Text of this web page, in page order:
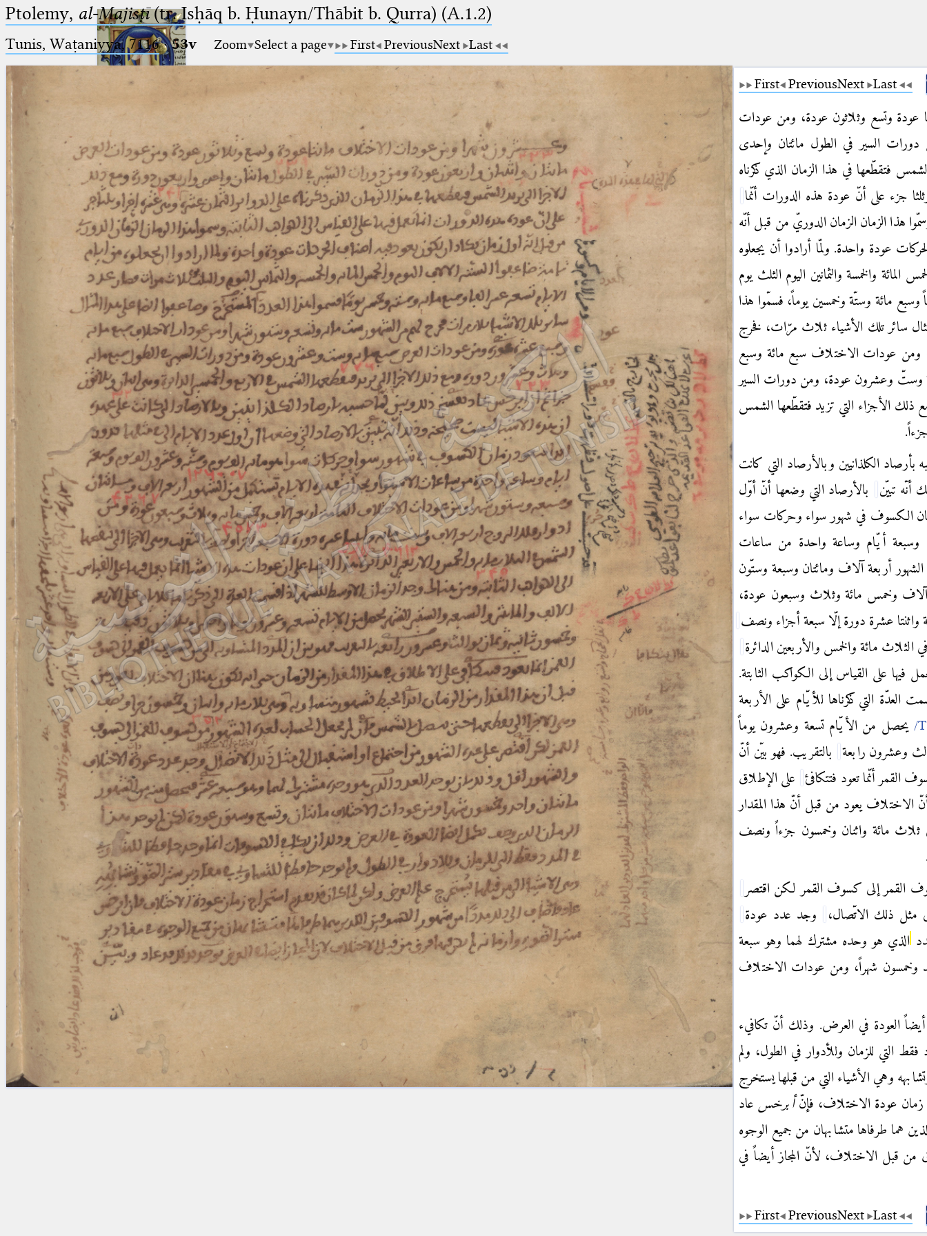
Ptolemaeus
Arabus et Latinus
(the underscore) is the placeholder
for exactly one character.
(the percent sign) is the
placeholder for no, one or more
than one character.
(two percent signs) is the
placeholder for no, one or more
than one character, but not for
blank space (so that a search ends
at word boundaries).
🔎︎
Start
Project
Team
News
Jobs
Publications
Conference
Arabic Works
Arabic Manuscripts
Latin Works
Latin Manuscripts
Latin Early Prints
Images
Texts
betaGlossary
Resources
Licenses· FAQ ·Contact·
Impressum·Privacy· 2013
Print 🖨
Ptolemy, al-Majisṭī(tr. Isḥāq b. Ḥunayn/Thābit b. Qurra) (A.1.2)
Tunis, Waṭaniyya, 7116·53v Zoom Select a page First PreviousNext Last
First PreviousNext Last
وتسع وثلاثون عودة، ومن عودات
دورات السير في الطول مائتان وإحدى
فتقطّعها في هذا الزمان الذي ذكرناه
جزء على أنّ عودة هذه الدورات أنّما
هذا الزمان الزمان الدوريّ من قبل أنّه
عودة واحدة. ولمّا أرادوا أن يجعلوه
والخمسة والثمانين اليوم الثلث يوم
مائة وستّة وخمسين يوماً، فسمّوا هذا
سائر تلك الأشياء ثلاث مرّات، فخرج
ومن عودات الاختلاف سبع مائة وسبع
وعشرون عودة، ومن دورات السير
الأجزاء التي تزيد فتقطّعها الشمس
الكلذانيين وبالأرصاد التي كانت
أنّه تبيّن
بالأرصاد التي وضعها أنّ أوّل
الكسوف في شهور سواء وحركات سواء
أيّام وساعة واحدة من ساعات
أربعة آلاف ومائتان وسبعة وستّون
وخمس مائة وثلاث وسبعون عودة،
عشرة دورة إلّا سبعة أجزاء ونصف
مائة والخمس والأربعين الدائرة
فيها على القياس إلى الكواكب الثابتة.
التي ذكرناها للأيّام على الأربعة
يحصل من الأيّام تسعة وعشرون يوماً
وعشرون رابعة
بالتقريب. فهو بيّن أنّ
القمر أنّما تعود فتتكافئ
على الإطلاق
الاختلاف يعود من قبل أنّ هذا المقدار
مائة واثنان وخمسون جزءاً ونصف
القمر إلى كسوف القمر لكن اقتصر
مثل ذلك الاتّصال،
وجد عدد عودة
الذي هو وحده مشترك لهما وهو سبعة
وخمسون شهراً، ومن عودات الاختلاف
العودة في العرض. وذلك أنّ تكافيء
التي للزمان وللأدوار في الطول، ولم
وهي الأشياء التي من قبلها يستخرج
زمان عودة الاختلاف، فإنّأبرخس عاد
هما طرفاها متشابهان من جميع الوجوه
من قبل الاختلاف، لأنّ المجاز أيضاً في
First PreviousNext Last